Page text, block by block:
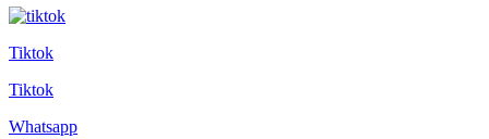
Tiktok
Tiktok
Whatsapp